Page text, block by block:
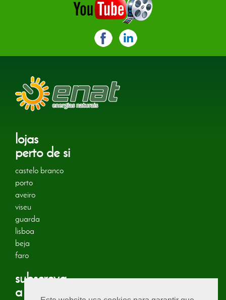
lojas
perto de si
castelo branco
porto
aveiro
viseu
guarda
lisboa
beja
faro
subscreva
a nossa newsletter